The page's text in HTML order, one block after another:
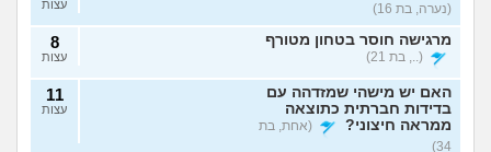
(נערה, בת 16) עצות
מרגישה חוסר בטחון מטורף
(.., בת 21)
8
עצות
האם יש מישהי שמזדהה עם
בדידות חברתית כתוצאה
ממראה חיצוני?
(אחת, בת
34)
11
עצות